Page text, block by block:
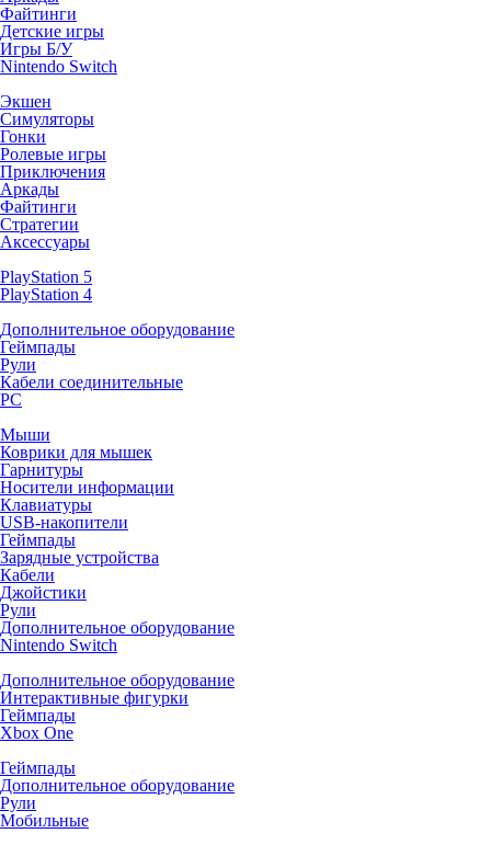
Файтинги
Детские игры
Игры Б/У
Nintendo Switch
Экшен
Симуляторы
Гонки
Ролевые игры
Приключения
Аркады
Файтинги
Стратегии
Аксессуары
PlayStation 5
PlayStation 4
Дополнительное оборудование
Геймпады
Рули
Кабели соединительные
PC
Мыши
Коврики для мышек
Гарнитуры
Носители информации
Клавиатуры
USB-накопители
Геймпады
Зарядные устройства
Кабели
Джойстики
Рули
Дополнительное оборудование
Nintendo Switch
Дополнительное оборудование
Интерактивные фигурки
Геймпады
Xbox One
Геймпады
Дополнительное оборудование
Рули
Мобильные